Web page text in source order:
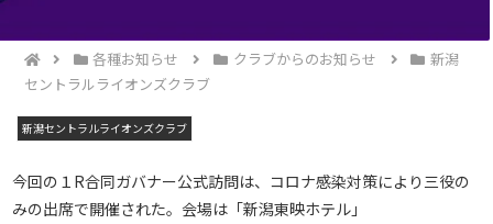
各種お知らせ クラブからのお知らせ
新潟
セントラルライオンズクラブ
新潟セントラルライオンズクラブ
今回の１R合同ガバナー公式訪問は、コロナ感染対策により三役の
みの出席で開催された。会場は「新潟東映ホテル」